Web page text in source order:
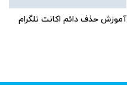
آموزش حذف دائم اکانت تلگرام